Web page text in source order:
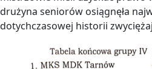
drużyna seniorów osiągnęła
dotychczasowej historii